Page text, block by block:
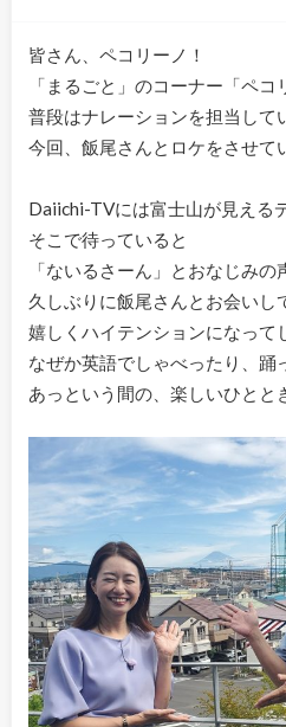
皆さん、ペコリーノ！
「まるごと」のコーナー「ペコ
普段はナレーションを担当して
今回、飯尾さんとロケをさせて
Daiichi-TVには富士山が見える
そこで待っていると
「ないるさーん」とおなじみの
久しぶりに飯尾さんとお会いし
嬉しくハイテンションになって
なぜか英語でしゃべったり、踊
あっという間の、楽しいひとと